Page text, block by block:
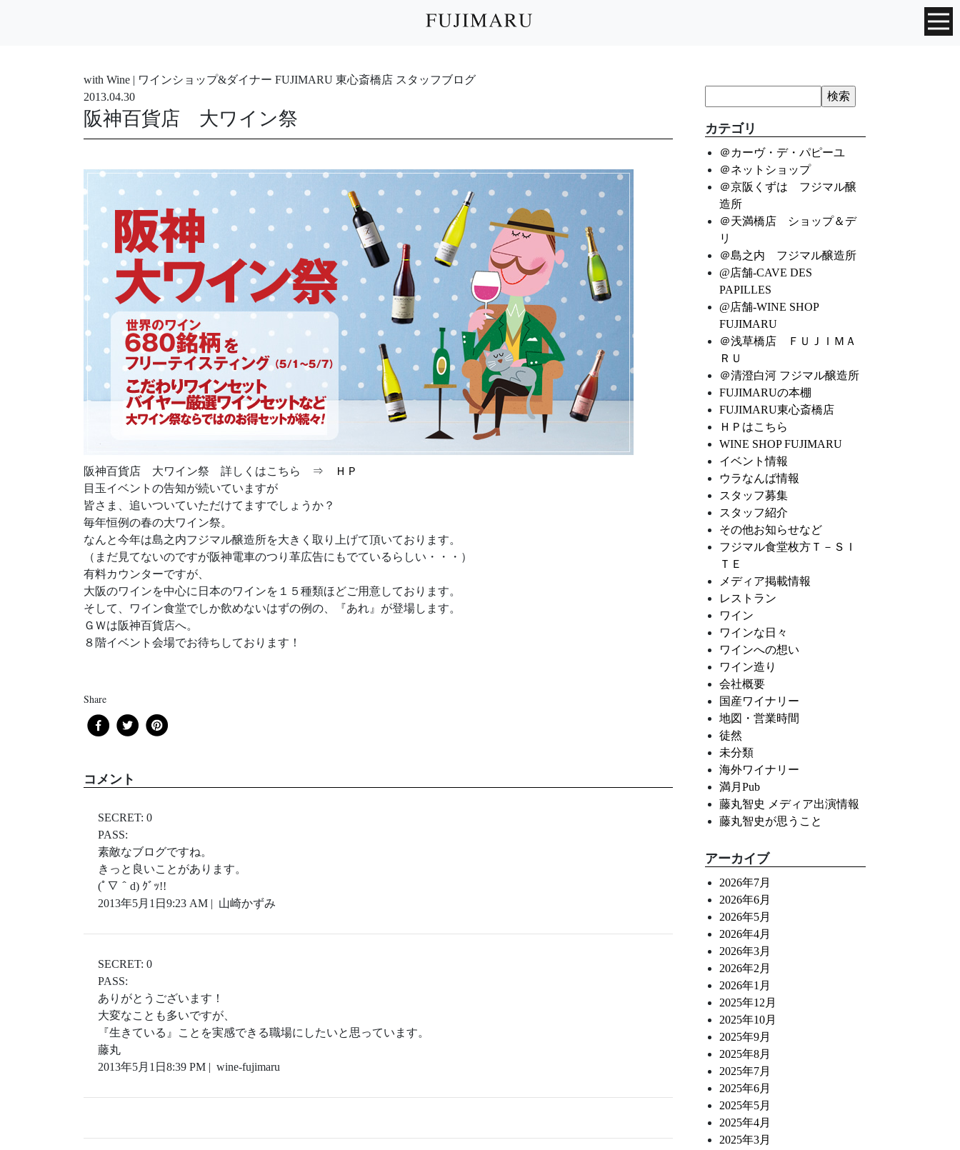
with Wine | ワインショップ&ダイナー FUJIMARU 東心斎橋店 スタッフブログ
2013.04.30
阪神百貨店 大ワイン祭
阪神百貨店 大ワイン祭 詳しくはこちら ⇒
ＨＰ
目玉イベントの告知が続いていますが
皆さま、追いついていただけてますでしょうか？
毎年恒例の春の大ワイン祭。
なんと今年は島之内フジマル醸造所を大きく取り上げて頂いております。
（まだ見てないのですが阪神電車のつり革広告にもでているらしい・・・）
有料カウンターですが、
大阪のワインを中心に日本のワインを１５種類ほどご用意しております。
そして、ワイン食堂でしか飲めないはずの例の、『あれ』が登場します。
ＧＷは阪神百貨店へ。
８階イベント会場でお待ちしております！
Share
コメント
SECRET: 0
PASS:
素敵なブログですね。
きっと良いことがあります。
(ﾟ∇＾d) ｸﾞｯ!!
2013年5月1日9:23 AM | 山崎かずみ
SECRET: 0
PASS:
ありがとうございます！
大変なことも多いですが、
『生きている』ことを実感できる職場にしたいと思っています。
藤丸
2013年5月1日8:39 PM | wine-fujimaru
カテゴリ
＠カーヴ・デ・パピーユ
＠ネットショップ
＠京阪くずは フジマル醸
造所
＠天満橋店 ショップ＆デ
リ
＠島之内 フジマル醸造所
@店舗-CAVE DES
PAPILLES
@店舗-WINE SHOP
FUJIMARU
＠浅草橋店 ＦＵＪＩＭＡ
ＲＵ
＠清澄白河 フジマル醸造所
FUJIMARUの本棚
FUJIMARU東心斎橋店
ＨＰはこちら
WINE SHOP FUJIMARU
イベント情報
ウラなんば情報
スタッフ募集
スタッフ紹介
その他お知らせなど
フジマル食堂枚方Ｔ－ＳＩ
ＴＥ
メディア掲載情報
レストラン
ワイン
ワインな日々
ワインへの想い
ワイン造り
会社概要
国産ワイナリー
地図・営業時間
徒然
未分類
海外ワイナリー
満月Pub
藤丸智史 メディア出演情報
藤丸智史が思うこと
アーカイブ
2026年7月
2026年6月
2026年5月
2026年4月
2026年3月
2026年2月
2026年1月
2025年12月
2025年10月
2025年9月
2025年8月
2025年7月
2025年6月
2025年5月
2025年4月
2025年3月